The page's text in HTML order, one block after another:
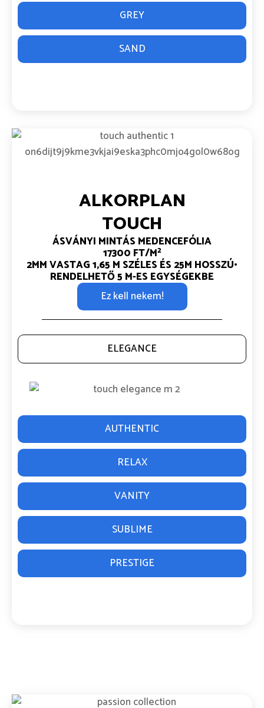
GREY
SAND
ALKORPLAN
TOUCH
ÁSVÁNYI MINTÁS MEDENCEFÓLIA
17300 FT/M2
2MM VASTAG1,65 M SZÉLES ÉS 25M HOSSZÚ•
RENDELHETŐ 5 M-ES EGYSÉGEKBE
Ez kell nekem!
ELEGANCE
AUTHENTIC
RELAX
VANITY
SUBLIME
PRESTIGE